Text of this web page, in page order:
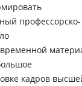
профессорско-
кадров